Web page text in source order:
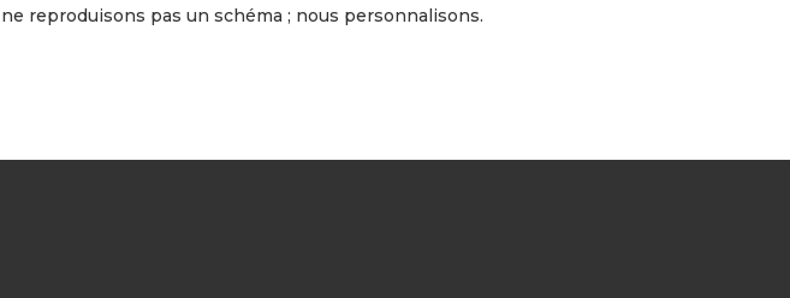
ne reproduisons pas un schéma ; nous personnalisons.